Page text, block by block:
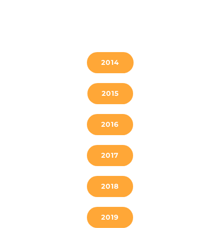
2014
2015
2016
2017
2018
2019